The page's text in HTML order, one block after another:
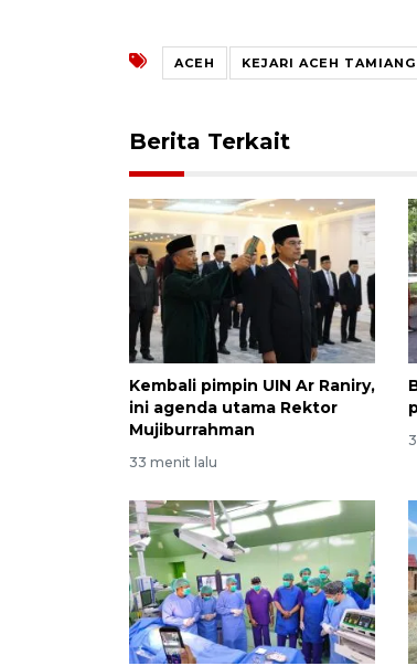
ACEH KEJARI ACEH TAMIANG
Berita Terkait
Kembali pimpin UIN Ar Raniry,
ini agenda utama Rektor
Mujiburrahman
33 menit lalu